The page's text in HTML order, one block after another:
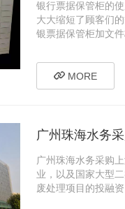
银行票据保管柜的
大大缩短了顾客们
银票据保管柜加文件
MORE
广州珠海水务
广州珠海水务采购
业，以及国家大型
废处理项目的投融